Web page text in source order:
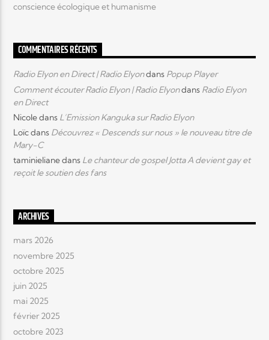
conscience écologique et humanisme
COMMENTAIRES RÉCENTS
Radio Elyon en Direct | Radio Elyondans Popup Player
Comment écouter Radio Elyon | Radio Elyondans Radio Elyon
en Direct
Nicoledans L’Emission Kanguka sur Radio Elyon
Loïcdans Découvrez « Descends sur nous » le nouveau titre de
Mary-C
taminielianedans Le chanteur de gospel Jotta A devient gay et
reçoit le soutien des fans
ARCHIVES
mars 2026
novembre 2025
octobre 2025
juin 2025
mai 2025
février 2025
octobre 2023